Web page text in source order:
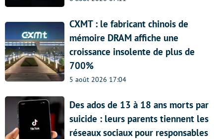
CXMT : le fabricant chinois de
mémoire DRAM affiche une
croissance insolente de plus de
700%
5 août 2026 17:04
Des ados de 13 à 18 ans morts par
suicide : leurs parents tiennent les
réseaux sociaux pour responsables